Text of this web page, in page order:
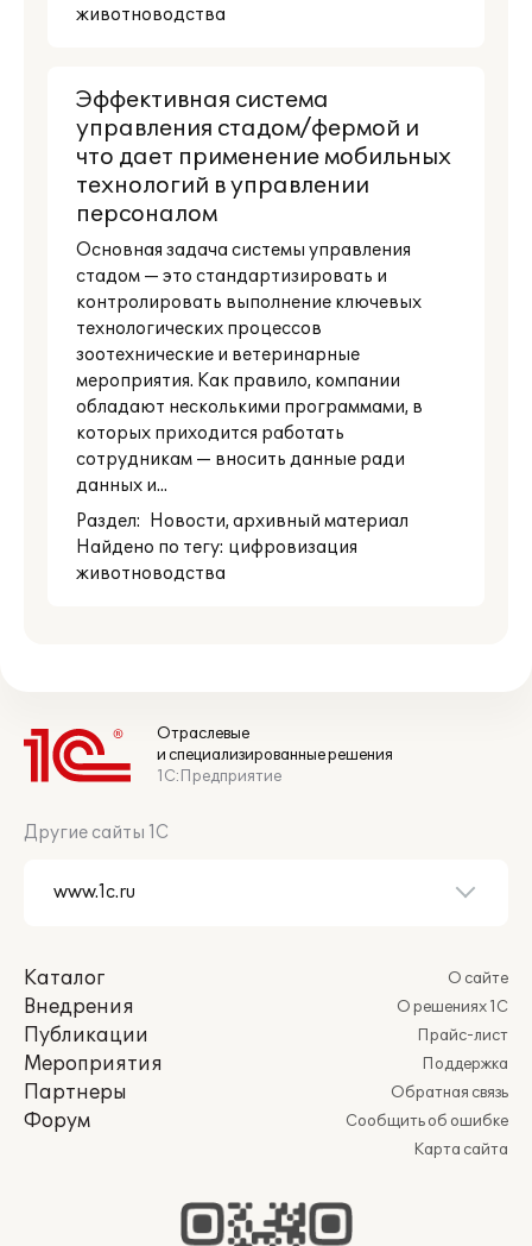
животноводства
Эффективная система
управления стадом/фермой и
что дает применение мобильных
технологий в управлении
персоналом
Основная задача системы управления
стадом — это стандартизировать и
контролировать выполнение ключевых
технологических процессов
зоотехнические и ветеринарные
мероприятия. Как правило, компании
обладают несколькими программами, в
которых приходится работать
сотрудникам — вносить данные ради
данных и...
Раздел:
Новости, архивный материал
Найдено по тегу: цифровизация
животноводства
Отраслевые
и специализированные решения
1С:Предприятие
Другие сайты 1С
Каталог
Внедрения
Публикации
Мероприятия
Партнеры
Форум
О сайте
О решениях 1С
Прайс-лист
Поддержка
Обратная связь
Сообщить об ошибке
Карта сайта